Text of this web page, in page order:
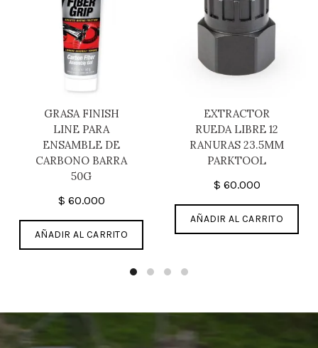
GRASA FINISH
LINE PARA
ENSAMBLE DE
CARBONO BARRA
50G
$ 60.000
AÑADIR AL CARRITO
EXTRACTOR
RUEDA LIBRE 12
RANURAS 23.5MM
PARKTOOL
$ 60.000
AÑADIR AL CARRITO